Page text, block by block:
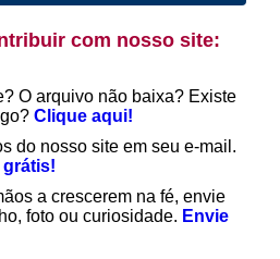
com nosso site:
O arquivo não baixa? Existe
Clique aqui!
do nosso site em seu e-mail.
grátis!
a crescerem na fé, envie
foto ou curiosidade. Envie